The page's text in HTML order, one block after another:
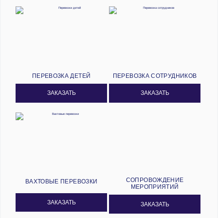
ПЕРЕВОЗКА ДЕТЕЙ
ЗАКАЗАТЬ
ПЕРЕВОЗКА СОТРУДНИКОВ
ЗАКАЗАТЬ
ВАХТОВЫЕ ПЕРЕВОЗКИ
ЗАКАЗАТЬ
СОПРОВОЖДЕНИЕ
МЕРОПРИЯТИЙ
ЗАКАЗАТЬ